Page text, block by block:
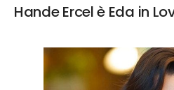
Hande Ercel è Eda in